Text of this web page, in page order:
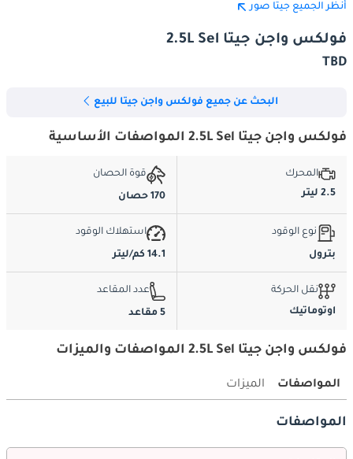
أنظر الجميع جيتا صور
فولكس واجن جيتا 2.5L Sel
TBD
البحث عن جميع فولكس واجن جيتا للبيع
فولكس واجن جيتا 2.5L Sel المواصفات الأساسية
المحرك
2.5 ليتر
قوة الحصان
170 حصان
نوع الوقود
بترول
استهلاك الوقود
14.1 كم/ليتر
نقل الحركة
اوتوماتيك
عدد المقاعد
5 مقاعد
فولكس واجن جيتا 2.5L Sel المواصفات والميزات
المواصفات الميزات
المواصفات